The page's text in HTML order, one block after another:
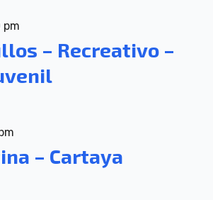
pm
– Recreativo –
– Cartaya